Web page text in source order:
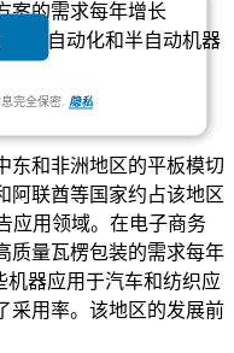
完全保密. 隐私
案的需求每年增长
导致自动化和半自动机器
东和非洲地区的平板模切
阿联酋等国家约占该地区
应用领域。在电子商务
质量瓦楞包装的需求每年
机器应用于汽车和纺织应
采用率。该地区的发展前